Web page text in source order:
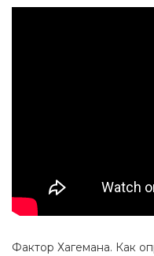
Фактор Хагемана. Как